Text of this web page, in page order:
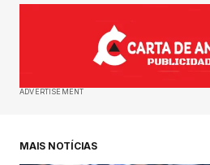
ADVERTISEMENT
MAIS NOTÍCIAS